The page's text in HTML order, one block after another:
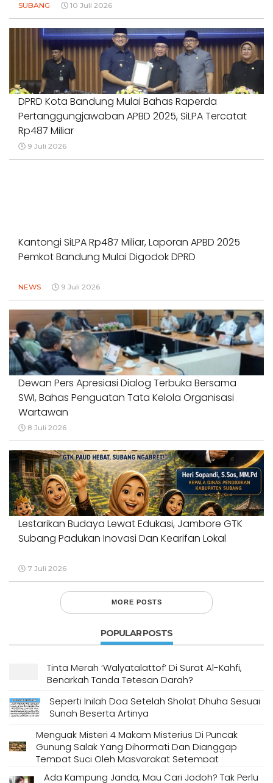
SUBANG 10 Juli 2026
DPRD Kota Bandung Mulai Bahas Raperda
Pertanggungjawaban APBD 2025, SiLPA Tercatat
Rp487 Miliar
9 Juli 2026
Kantongi SiLPA Rp487 Miliar, Laporan APBD 2025
Pemkot Bandung Mulai Digodok DPRD
NEWS 9 Juli 2026
Dewan Pers Apresiasi Dialog Terbuka Bersama
SWI, Bahas Penguatan Tata Kelola Organisasi
Wartawan
8 Juli 2026
Lestarikan Budaya Lewat Edukasi, Jambore GTK
Subang Padukan Inovasi Dan Kearifan Lokal
7 Juli 2026
MORE POSTS
POPULAR POSTS
Tinta Merah ‘Walyatalattof’ Di Surat Al-Kahfi,
Benarkah Tanda Tetesan Darah?
Seperti Inilah Doa Setelah Sholat Dhuha Sesuai
Sunah Beserta Artinya
Menguak Misteri 4 Makam Misterius Di Puncak
Gunung Salak Yang Dihormati Dan Dianggap
Tempat Suci Oleh Masyarakat Setempat
Ada Kampung Janda, Mau Cari Jodoh? Tak Perlu